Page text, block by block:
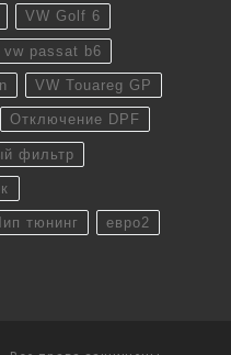
VW Golf 6
vw passat b6
VW Touareg GP
Отключение DPF
фильтр
тюнинг евро2